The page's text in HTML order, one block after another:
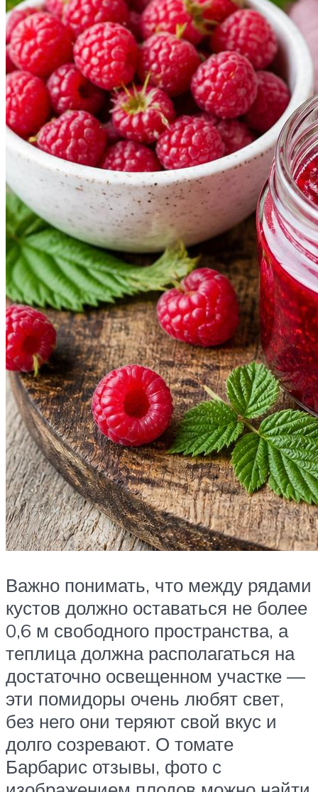
Важно понимать, что между рядами
кустов должно оставаться не более
0,6 м свободного пространства, а
теплица должна располагаться на
достаточно освещенном участке —
эти помидоры очень любят свет,
без него они теряют свой вкус и
долго созревают. О томате
Барбарис отзывы, фото с